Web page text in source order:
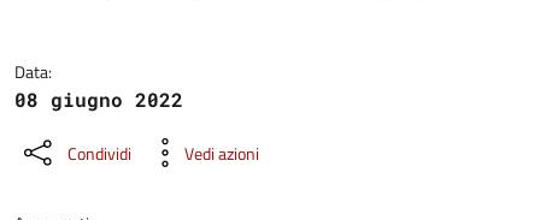
Data:
08 giugno 2022
Condividi Vedi azioni